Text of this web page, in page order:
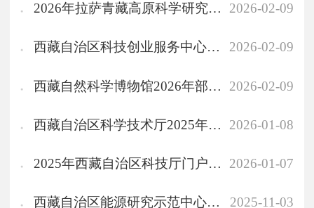
2026年拉萨青藏高原科学研究中心部门预算 2026-02-09
西藏自治区科技创业服务中心2026年度预算 2026-02-09
西藏自然科学博物馆2026年部门预算 2026-02-09
西藏自治区科学技术厅2025年政府信息公开工作年度报告 2026-01-08
2025年西藏自治区科技厅门户网站工作年度报表 2026-01-07
西藏自治区能源研究示范中心2024年度部门决算公开报告 2025-11-03